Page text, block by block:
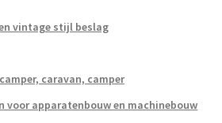
vintage stijl beslag
caravan, camper
apparatenbouw en machinebouw